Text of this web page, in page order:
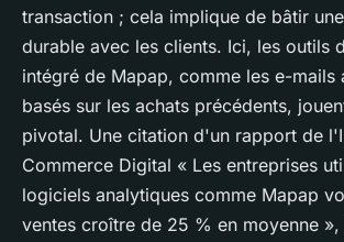
transaction ; cela implique de bâtir
durable avec les clients. Ici, les outils
intégré de Mapap, comme les e-mails
basés sur les achats précédents,
pivotal. Une citation d'un rapport de
Commerce Digital « Les entreprises
logiciels analytiques comme Mapap
ventes croître de 25 % en moyenne »,